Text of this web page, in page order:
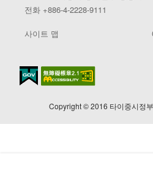
전화 +886-4-2228-9111
사이트 맵
Copyright © 2016 타이중시정